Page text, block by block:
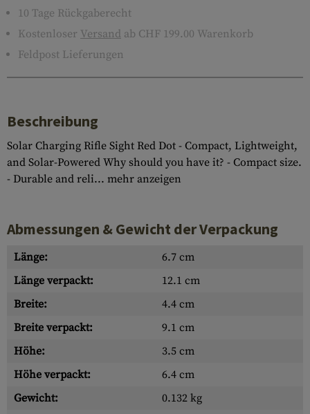
10 Tage Rückgaberecht
Kostenloser Versand ab CHF 199.00 Warenkorb
Feldpost Lieferungen
Beschreibung
Solar Charging Rifle Sight Red Dot - Compact, Lightweight,
and Solar-Powered Why should you have it? - Compact size.
- Durable and reli... mehr anzeigen
Abmessungen & Gewicht der Verpackung
Länge:
6.7 cm
Länge verpackt:
12.1 cm
Breite:
4.4 cm
Breite verpackt:
9.1 cm
Höhe:
3.5 cm
Höhe verpackt:
6.4 cm
Gewicht:
0.132 kg